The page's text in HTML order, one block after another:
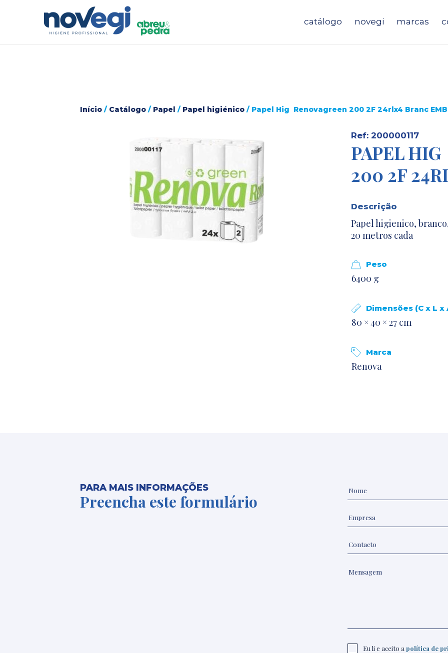
catálogo novegi marcas
Início / Catálogo / Papel / Papel higiénico / Papel Hig Renovagreen 200 2F 24rlx4 Branc
Ref: 200000117
PAPEL
200 2F
Descrição
Papel higienico,
20 metros cada
Peso
6400 g
Dimensões (C x L x
80 × 40 × 27 cm
Marca
Renova
PARA MAIS INFORMAÇÕES
Preencha este formulário
Eu li e aceito a política de